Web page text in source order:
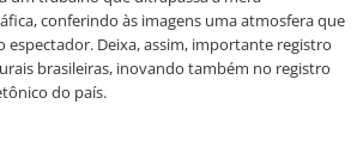
conferindo às imagens uma atmosfera que
espectador. Deixa, assim, importante registro
brasileiras, inovando também no registro
do país.